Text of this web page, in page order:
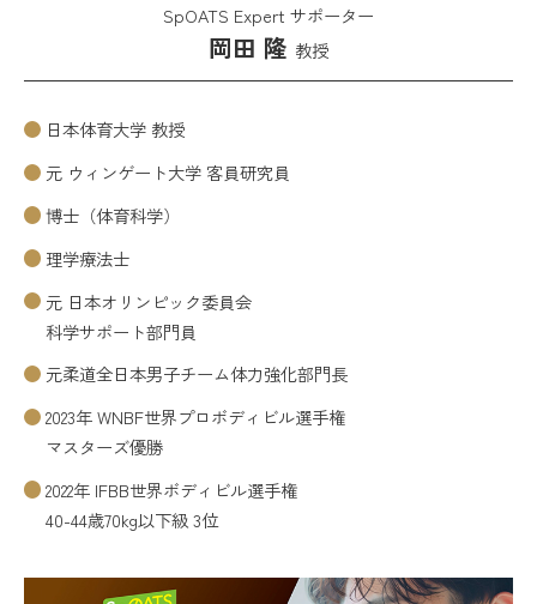
SpOATS Expert サポーター
岡田 隆 教授
日本体育大学 教授
元 ウィンゲート大学 客員研究員
博士（体育科学）
理学療法士
元 日本オリンピック委員会
科学サポート部門員
元柔道全日本男子チーム体力強化部門長
2023年 WNBF世界プロボディビル選手権
マスターズ優勝
2022年 IFBB世界ボディビル選手権
40-44歳70kg以下級 3位